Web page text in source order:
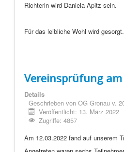
Richterin wird Daniela Apitz sein.
Für das leibliche Wohl wird gesorgt.
Vereinsprüfung
Details
Geschrieben von OG Gronau v.
Veröffentlicht: 13. März 2022
Zugriffe: 4857
Am 12.03.2022 fand auf unserem